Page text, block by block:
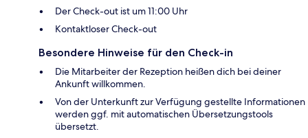
Der Check-out ist um 11:00 Uhr
Kontaktloser Check-out
Besondere Hinweise für den Check-in
Die Mitarbeiter der Rezeption heißen dich bei deiner
Ankunft willkommen.
Von der Unterkunft zur Verfügung gestellte Informationen
werden ggf. mit automatischen Übersetzungstools
übersetzt.